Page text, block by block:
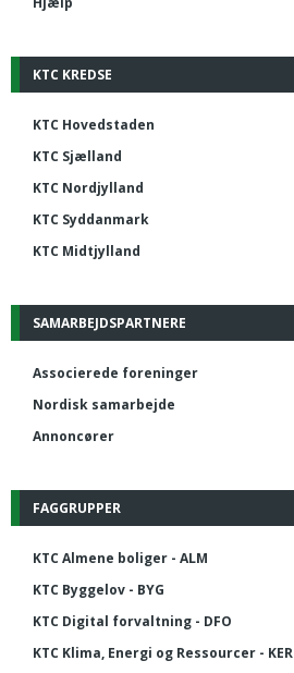
KTC KREDSE
KTC Hovedstaden
KTC Sjælland
KTC Nordjylland
KTC Syddanmark
KTC Midtjylland
SAMARBEJDSPARTNERE
Associerede foreninger
Nordisk samarbejde
Annoncører
FAGGRUPPER
KTC Almene boliger - ALM
KTC Byggelov - BYG
KTC Digital forvaltning - DFO
KTC Klima, Energi og Ressourcer - KER